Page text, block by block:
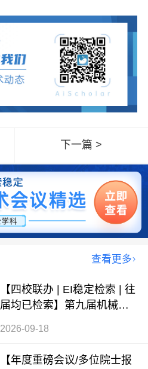
下一篇 >
查看更多
【四校联办 | EI稳定检索 | 往
届均已检索】第九届机械工
2026-09-18
【年度重磅会议/多位院士报